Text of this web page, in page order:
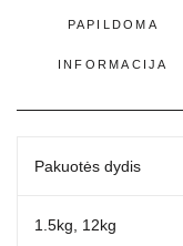
PAPILDOMA
INFORMACIJA
Pakuotės dydis
1.5kg, 12kg